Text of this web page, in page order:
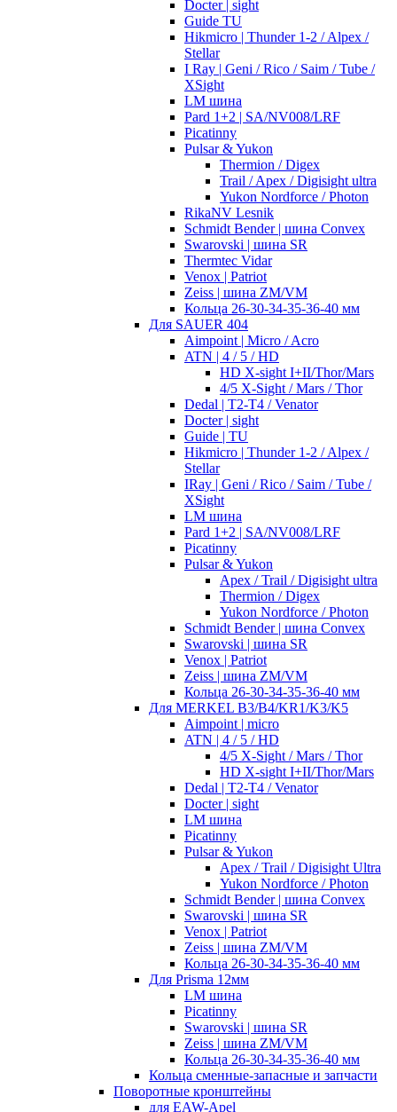
Docter | sight
Guide TU
Hikmicro | Thunder 1-2 / Alpex /
Stellar
I Ray | Geni / Rico / Saim / Tube /
XSight
LM шина
Pard 1+2 | SA/NV008/LRF
Picatinny
Pulsar & Yukon
Thermion / Digex
Trail / Apex / Digisight ultra
Yukon Nordforce / Photon
RikaNV Lesnik
Schmidt Bender | шина Convex
Swarovski | шина SR
Thermtec Vidar
Venox | Patriot
Zeiss | шина ZM/VM
Кольца 26-30-34-35-36-40 мм
Для SAUER 404
Aimpoint | Micro / Acro
ATN | 4 / 5 / HD
HD X-sight I+II/Thor/Mars
4/5 X-Sight / Mars / Thor
Dedal | T2-T4 / Venator
Docter | sight
Guide | TU
Hikmicro | Thunder 1-2 / Alpex /
Stellar
IRay | Geni / Rico / Saim / Tube /
XSight
LM шина
Pard 1+2 | SA/NV008/LRF
Picatinny
Pulsar & Yukon
Apex / Trail / Digisight ultra
Thermion / Digex
Yukon Nordforce / Photon
Schmidt Bender | шина Convex
Swarovski | шина SR
Venox | Patriot
Zeiss | шина ZM/VM
Кольца 26-30-34-35-36-40 мм
Для MERKEL B3/B4/KR1/K3/K5
Aimpoint | micro
ATN | 4 / 5 / HD
4/5 X-Sight / Mars / Thor
HD X-sight I+II/Thor/Mars
Dedal | T2-T4 / Venator
Docter | sight
LM шина
Picatinny
Pulsar & Yukon
Apex / Trail / Digisight Ultra
Yukon Nordforce / Photon
Schmidt Bender | шина Convex
Swarovski | шина SR
Venox | Patriot
Zeiss | шина ZM/VM
Кольца 26-30-34-35-36-40 мм
Для Prisma 12мм
LM шина
Picatinny
Swarovski | шина SR
Zeiss | шина ZM/VM
Кольца 26-30-34-35-36-40 мм
Кольца сменные-запасные и запчасти
Поворотные кронштейны
для EAW-Apel